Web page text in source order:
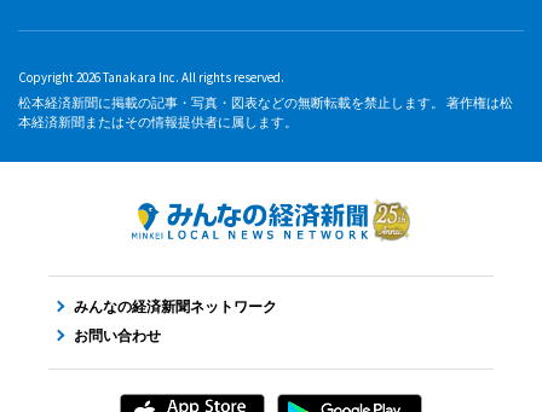
Copyright 2026 Tanakara Inc. All rights reserved.
松本経済新聞に掲載の記事・写真・図表などの無断転載を禁止します。 著作権は松
本経済新聞またはその情報提供者に属します。
みんなの経済新聞ネットワーク
お問い合わせ